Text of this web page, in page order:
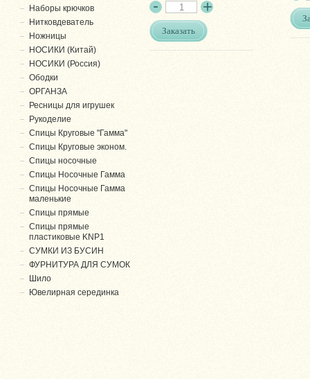
Заказать
Наборы крючков
Нитковдеватель
Ножницы
НОСИКИ (Китай)
НОСИКИ (Россия)
Ободки
ОРГАНЗА
Ресницы для игрушек
Рукоделие
Спицы Круговые "Гамма"
Спицы Круговые эконом.
Спицы носочные
Спицы Носочные Гамма
Спицы Носочные Гамма
маленькие
Спицы прямые
Спицы прямые
пластиковые KNP1
СУМКИ ИЗ БУСИН
ФУРНИТУРА ДЛЯ СУМОК
Шило
Ювелирная серединка